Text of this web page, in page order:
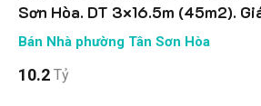
Sơn Hòa. DT 3×16.5m (45m2).
Bán Nhà phường Tân Sơn Hòa
10.2 Tỷ